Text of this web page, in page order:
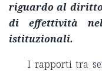
riguardo al diritto
di effettività
istituzionali.
I rapporti tra